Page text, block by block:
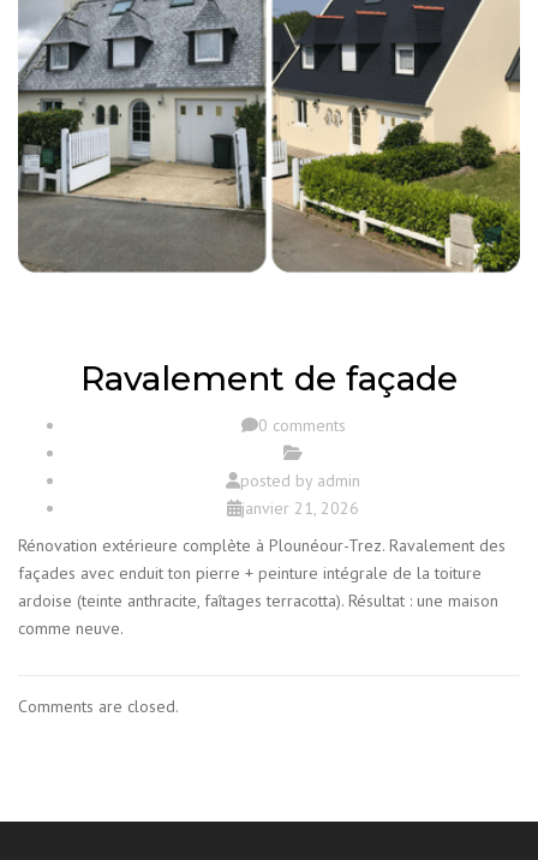
Ravalement de façade
0 comments
posted by admin
janvier 21, 2026
Rénovation extérieure complète à Plounéour-Trez. Ravalement des
façades avec enduit ton pierre + peinture intégrale de la toiture
ardoise (teinte anthracite, faîtages terracotta). Résultat : une maison
comme neuve.
Comments are closed.